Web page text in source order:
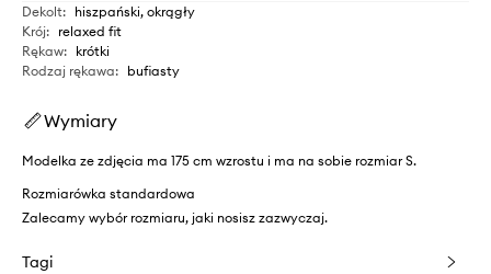
Dekolt: hiszpański, okrągły
Krój: relaxed fit
Rękaw: krótki
Rodzaj rękawa: bufiasty
Wymiary
Modelka ze zdjęcia ma 175 cm wzrostu i ma na sobie rozmiar S.
Rozmiarówka standardowa
Zalecamy wybór rozmiaru, jaki nosisz zazwyczaj.
Tagi